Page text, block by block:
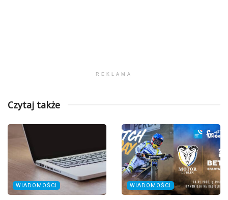
REKLAMA
Czytaj także
WIADOMOŚCI WIADOMOŚCI